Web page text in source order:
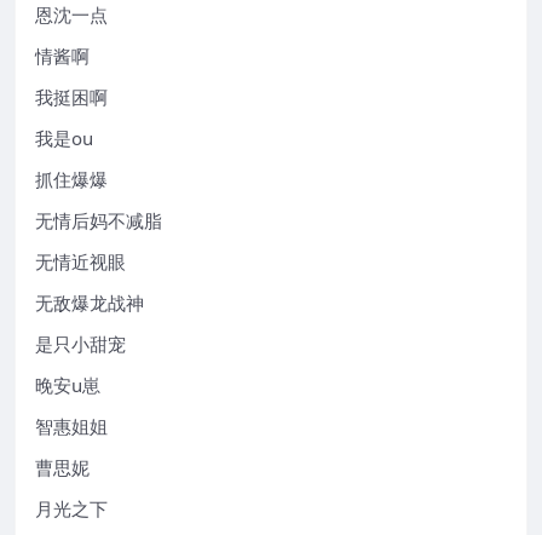
恩沈一点
情酱啊
我挺困啊
我是ou
抓住爆爆
无情后妈不减脂
无情近视眼
无敌爆龙战神
是只小甜宠
晚安u崽
智惠姐姐
曹思妮
月光之下